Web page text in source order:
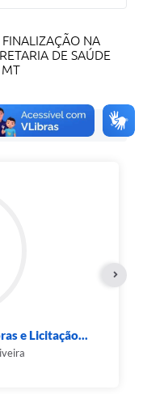
FINALIZAÇÃO NA
DE SAÚDE
MT
e Licitação...